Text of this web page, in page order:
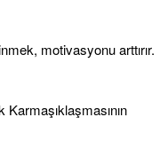
motivasyonu arttırır.